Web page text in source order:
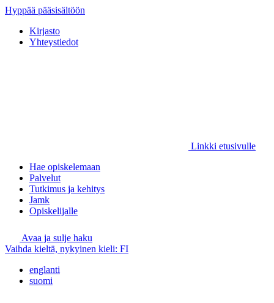
Hyppää pääsisältöön
Kirjasto
Yhteystiedot
Linkki etusivulle
Hae opiskelemaan
Palvelut
Tutkimus ja kehitys
Jamk
Opiskelijalle
Avaa ja sulje haku
Vaihda kieltä, nykyinen kieli: FI
englanti
suomi